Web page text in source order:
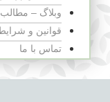
وبلاگ –
قوانین و
تماس با ما